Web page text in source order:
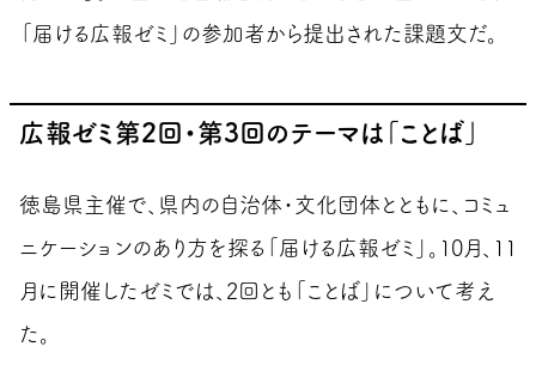
「届ける広報ゼミ」の参加者から提出された課題文だ。
広報ゼミ第2回・第3回のテーマは「ことば」
徳島県主催で、県内の自治体・文化団体とともに、コミュ
ニケーションのあり方を探る「届ける広報ゼミ」。10月、11
月に開催したゼミでは、2回とも「ことば」について考え
た。